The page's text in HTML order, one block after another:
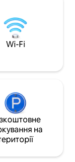
самостійне
цілодобову
допомогою SMS-
телефону, а
Wi-Fi
на